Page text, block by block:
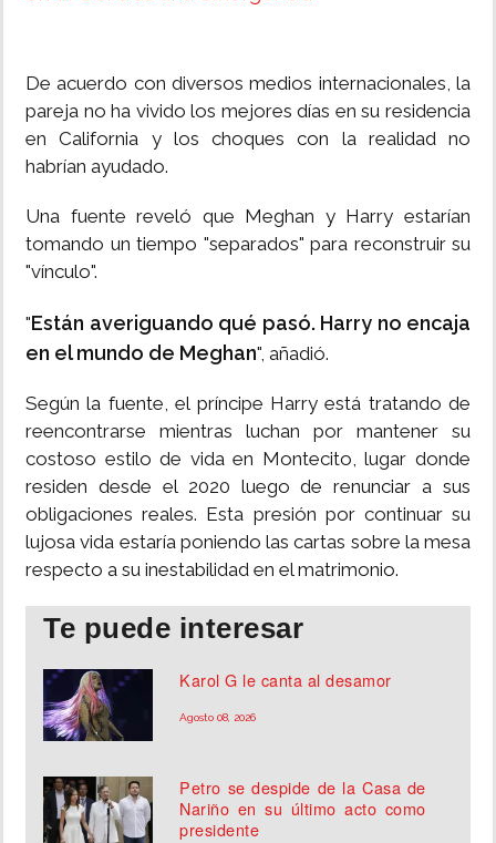
De acuerdo con diversos medios internacionales, la
pareja no ha vivido los mejores días en su residencia
en California y los choques con la realidad no
habrían ayudado.
Una fuente reveló que Meghan y Harry estarían
tomando un tiempo "separados" para reconstruir su
"vínculo".
"Están averiguando qué pasó. Harry no encaja
en el mundo de Meghan", añadió.
Según la fuente, el príncipe Harry está tratando de
reencontrarse mientras luchan por mantener su
costoso estilo de vida en Montecito, lugar donde
residen desde el 2020 luego de renunciar a sus
obligaciones reales. Esta presión por continuar su
lujosa vida estaría poniendo las cartas sobre la mesa
respecto a su inestabilidad en el matrimonio.
Te puede interesar
Karol G le canta al desamor
Agosto 08, 2026
Petro se despide de la Casa de
Nariño en su último acto como
presidente